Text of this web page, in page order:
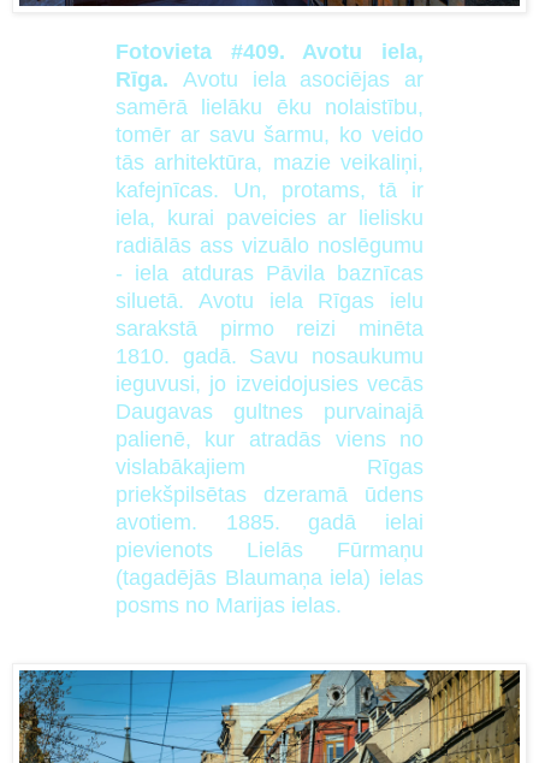
Fotovieta #409. Avotu iela,
Rīga. Avotu iela asociējas ar
samērā lielāku ēku nolaistību,
tomēr ar savu šarmu, ko veido
tās arhitektūra, mazie veikaliņi,
kafejnīcas. Un, protams, tā ir
iela, kurai paveicies ar lielisku
radiālās ass vizuālo noslēgumu
- iela atduras Pāvila baznīcas
siluetā. Avotu iela Rīgas ielu
sarakstā pirmo reizi minēta
1810. gadā. Savu nosaukumu
ieguvusi, jo izveidojusies vecās
Daugavas gultnes purvainajā
palienē, kur atradās viens no
vislabākajiem Rīgas
priekšpilsētas dzeramā ūdens
avotiem. 1885. gadā ielai
pievienots Lielās Fūrmaņu
(tagadējās Blaumaņa iela) ielas
posms no Marijas ielas.